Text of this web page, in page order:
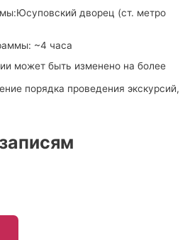
дворец (ст. метро
~4 часа
может быть изменено на более
порядка проведения экскурсий,